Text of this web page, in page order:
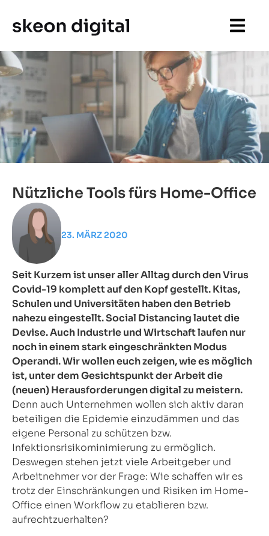
Nützliche Tools fürs Home-Office
23. MÄRZ 2020
Seit Kurzem ist unser aller Alltag durch den Virus
Covid-19 komplett auf den Kopf gestellt. Kitas,
Schulen und Universitäten haben den Betrieb
nahezu eingestellt. Social Distancing lautet die
Devise. Auch Industrie und Wirtschaft laufen nur
noch in einem stark eingeschränkten Modus
Operandi. Wir wollen euch zeigen, wie es möglich
ist, unter dem Gesichtspunkt der Arbeit die
(neuen) Herausforderungen digital zu meistern.
Denn auch Unternehmen wollen sich aktiv daran
beteiligen die Epidemie einzudämmen und das
eigene Personal zu schützen bzw.
Infektionsrisikominimierung zu ermöglich.
Deswegen stehen jetzt viele Arbeitgeber und
Arbeitnehmer vor der Frage: Wie schaffen wir es
trotz der Einschränkungen und Risiken im Home-
Office einen Workflow zu etablieren bzw.
aufrechtzuerhalten?